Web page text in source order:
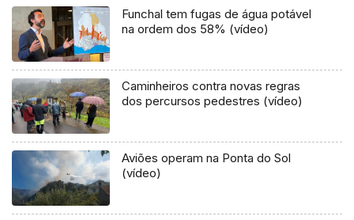
Funchal tem fugas de água potável
na ordem dos 58% (vídeo)
Caminheiros contra novas regras
dos percursos pedestres (vídeo)
Aviões operam na Ponta do Sol
(vídeo)